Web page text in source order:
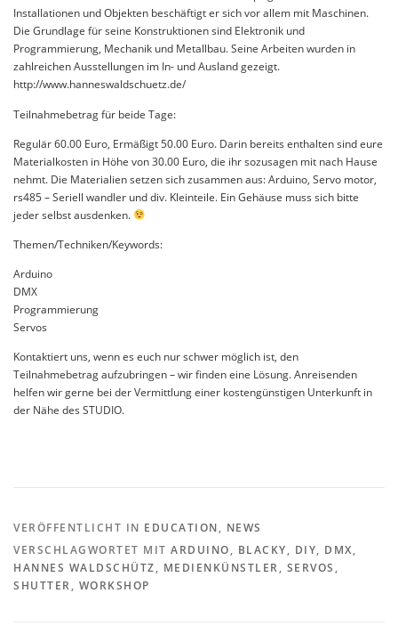
Installationen und Objekten beschäftigt er sich vor allem mit Maschinen.
Die Grundlage für seine Konstruktionen sind Elektronik und
Programmierung, Mechanik und Metallbau. Seine Arbeiten wurden in
zahlreichen Ausstellungen im In- und Ausland gezeigt.
http://www.hanneswaldschuetz.de/
Teilnahmebetrag für beide Tage:
Regulär 60.00 Euro, Ermäßigt 50.00 Euro. Darin bereits enthalten sind eure
Materialkosten in Höhe von 30.00 Euro, die ihr sozusagen mit nach Hause
nehmt. Die Materialien setzen sich zusammen aus: Arduino, Servo motor,
rs485 – Seriell wandler und div. Kleinteile. Ein Gehäuse muss sich bitte
jeder selbst ausdenken.
Themen/Techniken/Keywords:
Arduino
DMX
Programmierung
Servos
Kontaktiert uns, wenn es euch nur schwer möglich ist, den
Teilnahmebetrag aufzubringen – wir finden eine Lösung. Anreisenden
helfen wir gerne bei der Vermittlung einer kostengünstigen Unterkunft in
der Nähe des STUDIO.
VERÖFFENTLICHT IN EDUCATION, NEWS
VERSCHLAGWORTET MIT ARDUINO, BLACKY, DIY, DMX,
HANNES WALDSCHÜTZ, MEDIENKÜNSTLER, SERVOS ,
SHUTTER, WORKSHOP